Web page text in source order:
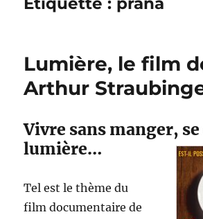
Lumière, le film
Arthur
Vivre sans manger,
lumière…
Tel est le thème du
film documentaire de